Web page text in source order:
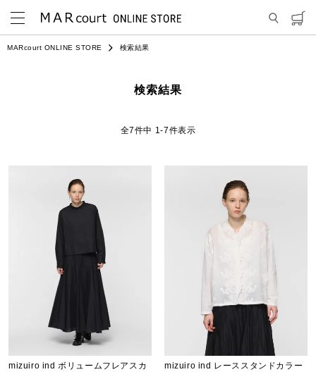
MARcourt ONLINE STORE 検索結果
検索結果
7件中 1-7件表示
mizuiro ind ボリュームフレアスカ
mizuiro ind レーススタンドカラー